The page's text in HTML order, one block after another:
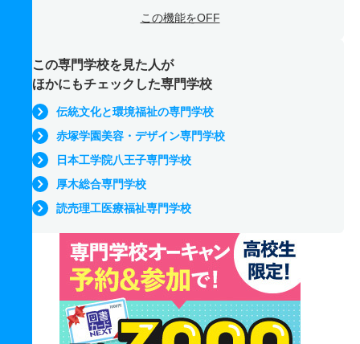
この機能をOFF
この専門学校を見た人が
ほかにもチェックした専門学校
伝統文化と環境福祉の専門学校
赤塚学園美容・デザイン専門学校
日本工学院八王子専門学校
厚木総合専門学校
読売理工医療福祉専門学校